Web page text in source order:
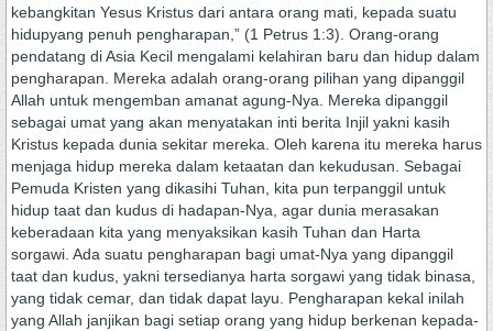
kebangkitan Yesus Kristus dari antara orang mati, kepada suatu
hidupyang penuh pengharapan,” (1 Petrus 1:3). Orang-orang
pendatang di Asia Kecil mengalami kelahiran baru dan hidup dalam
pengharapan. Mereka adalah orang-orang pilihan yang dipanggil
Allah untuk mengemban amanat agung-Nya. Mereka dipanggil
sebagai umat yang akan menyatakan inti berita Injil yakni kasih
Kristus kepada dunia sekitar mereka. Oleh karena itu mereka harus
menjaga hidup mereka dalam ketaatan dan kekudusan. Sebagai
Pemuda Kristen yang dikasihi Tuhan, kita pun terpanggil untuk
hidup taat dan kudus di hadapan-Nya, agar dunia merasakan
keberadaan kita yang menyaksikan kasih Tuhan dan Harta
sorgawi. Ada suatu pengharapan bagi umat-Nya yang dipanggil
taat dan kudus, yakni tersedianya harta sorgawi yang tidak binasa,
yang tidak cemar, dan tidak dapat layu. Pengharapan kekal inilah
yang Allah janjikan bagi setiap orang yang hidup berkenan kepada-